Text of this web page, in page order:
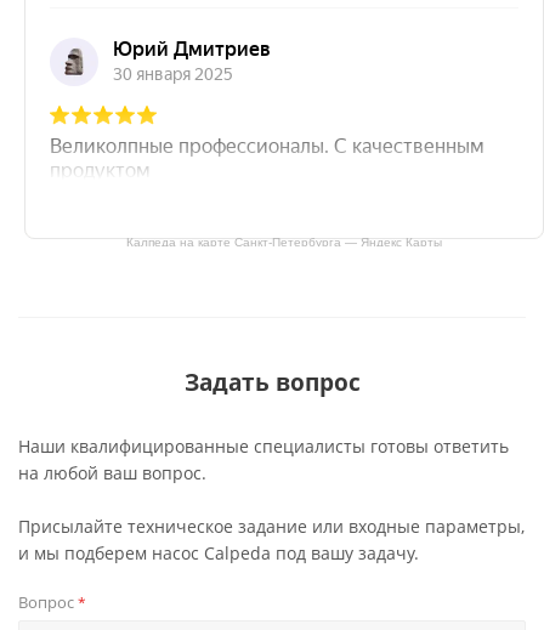
Калпеда на карте Санкт‑Петербурга — Яндекс Карты
Задать вопрос
Наши квалифицированные специалисты готовы ответить
на любой ваш вопрос.
Присылайте техническое задание или входные параметры,
и мы подберем насос Calpeda под вашу задачу.
Вопрос*